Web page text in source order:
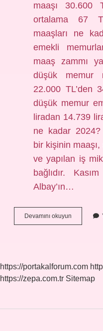
maaşı 30.600
ortalama 67
maaşları ne
emekli
maaş zammı
düşük memur
22.000 TL’den
düşük memur
liradan 14.739
ne kadar 2024?
bir kişinin
ve yapılan iş
bağlıdır.
Albay’ın…
Devamını okuyun
Yüksek
Oldu
https://portakalforum.com
https://zepa.com.tr Sitemap